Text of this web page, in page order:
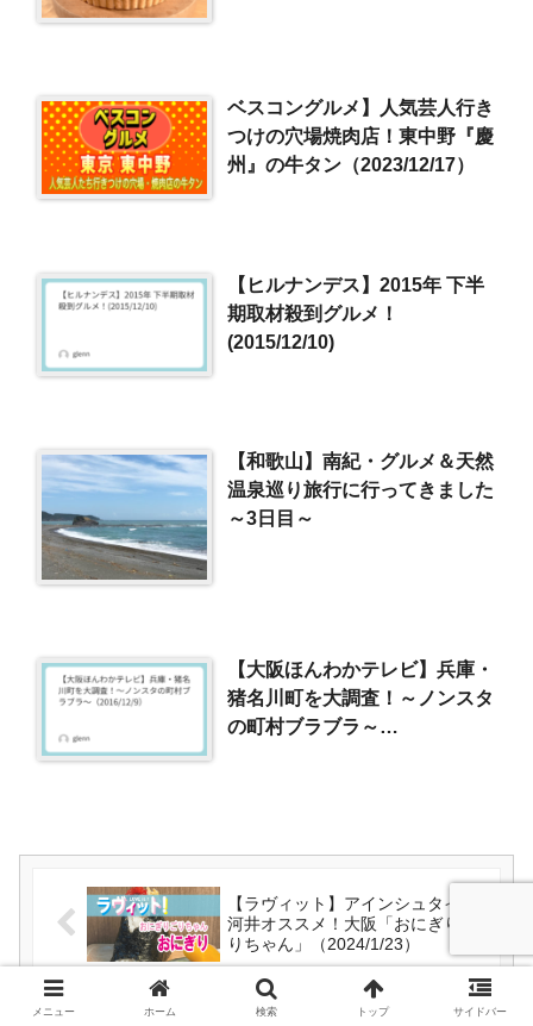
ベスコングルメ】人気芸人行き
つけの穴場焼肉店！東中野『慶
州』の牛タン（2023/12/17）
【ヒルナンデス】2015年 下半
期取材殺到グルメ！
(2015/12/10)
【和歌山】南紀・グルメ＆天然
温泉巡り旅行に行ってきました
～3日目～
【大阪ほんわかテレビ】兵庫・
猪名川町を大調査！～ノンスタ
の町村ブラブラ～
【ラヴィット】アインシュタイン
河井オススメ！大阪「おにぎりご
りちゃん」（2024/1/23）
メニュー ホーム 検索 トップ サイドバー